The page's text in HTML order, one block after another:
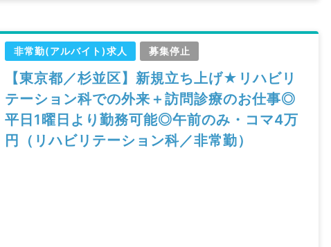
非常勤(アルバイト)求人 募集停止
【東京都／杉並区】新規立ち上げ★リハビリ
テーション科での外来＋訪問診療のお仕事◎
平日1曜日より勤務可能◎午前のみ・コマ4万
円（リハビリテーション科／非常勤）